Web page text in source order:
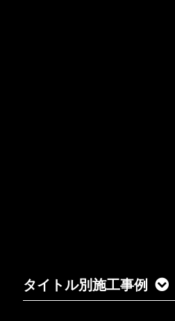
タイトル別施工事例